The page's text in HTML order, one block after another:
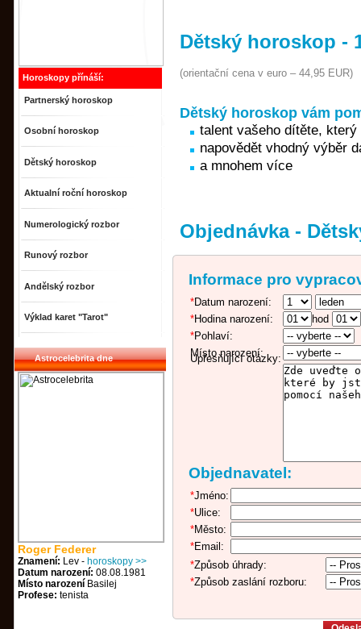
Horoskopy přínáší:
Partnerský horoskop
Osobní­ horoskop
Dětský horoskop
Aktualní roční horoskop
Numerologický rozbor
Runový rozbor
Andělský rozbor
Výklad karet "Tarot"
Astrocelebrita dne
Roger Federer
Znamení: Lev - horoskopy >>
Datum narození: 08.08.1981
Místo narození Basilej
Profese: tenista
Dětský horoskop -
(orientační cena v euro – 44,95 EUR)
Dětský horoskop vám
talent vašeho dítěte,
napovědět vhodný výběr
a mnohem více
Objednávka -
Informace pro
*Datum narození:
*Hodina narození:
hod
*Pohlaví:
Místo narození:
Upřesňující otázky:
Objednavatel:
*Jméno:
*Ulice:
*Město:
*Email:
*Způsob úhrady:
*Způsob zaslání rozboru: